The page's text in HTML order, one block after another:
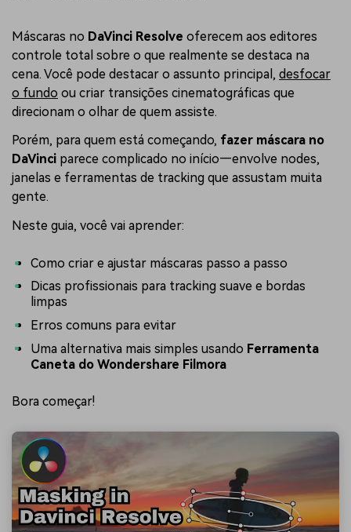
Máscaras no DaVinci Resolve oferecem aos editores
controle total sobre o que realmente se destaca na
cena. Você pode destacar o assunto principal, desfocar
o fundo ou criar transições cinematográficas que
direcionam o olhar de quem assiste.
Porém, para quem está começando, fazer máscara no
DaVinci parece complicado no início—envolve nodes,
janelas e ferramentas de tracking que assustam muita
gente.
Neste guia, você vai aprender:
Como criar e ajustar máscaras passo a passo
Dicas profissionais para tracking suave e bordas
limpas
Erros comuns para evitar
Uma alternativa mais simples usando Ferramenta
Caneta do Wondershare Filmora
Bora começar!